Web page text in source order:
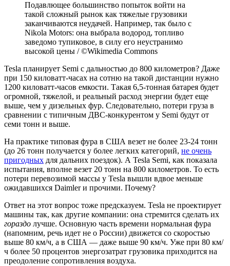
Подавлющее большинство попыток войти на
такой сложный рынок как тяжелые грузовики
заканчиваются неудачей. Например, так было с
Nikola Motors: она выбрала водород, топливо
заведомо тупиковое, в силу его неустранимо
высокой цены / ©Wikimedia Commons
Tesla планирует Semi c дальностью до 800 километров? Даже
при 150 киловатт-часах на сотню на такой дистанции нужно
1200 киловатт-часов емкости. Такая 6,5-тонная батарея будет
огромной, тяжелой, и реальный расход энергии будет еще
выше, чем у дизельных фур. Следовательно, потери груза в
сравнении с типичным ДВС-конкурентом у Semi будут от
семи тонн и выше.
На практике типовая фура в США везет не более 23-24 тонн
(до 26 тонн получается у более легких категорий, не очень
пригодных для дальних поездок). А Tesla Semi, как показала
испытания, вполне везет 20 тонн на 800 километров. То есть
потери перевозимой массы у Tesla вышли вдвое меньше
ожидавшихся Daimler и прочими. Почему?
Ответ на этот вопрос тоже предсказуем. Tesla не проектирует
машины так, как другие компании: она стремится сделать их
гораздо лучше. Основную часть времени нормальная фура
(напомним, речь идет не о России) движется со скоростью
выше 80 км/ч, а в США — даже выше 90 км/ч. Уже при 80 км/
ч более 50 процентов энергозатрат грузовика приходится на
преодоление сопротивления воздуха.